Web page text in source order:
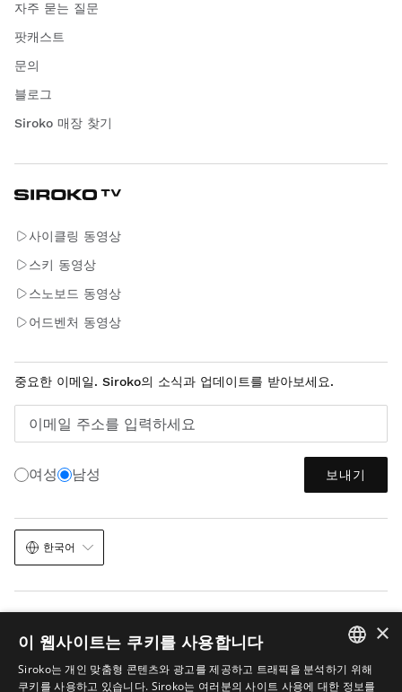
자주 묻는 질문
팟캐스트
문의
블로그
Siroko 매장 찾기
사이클링 동영상
스키 동영상
스노보드 동영상
어드벤처 동영상
중요한 이메일. Siroko의 소식과 업데이트를 받아보세요.
이메일 주소를 입력하세요
여성 남성 보내기
한국어
법적 고지 쿠키 이용 약관 이미지 내 AI 사이트맵
SPANISH
×
이 웹사이트는 쿠키를 사용합니다
Siroko는 개인 맞춤형 콘텐츠와 광고를 제공하고 트래픽을 분석하기 위해
쿠키를 사용하고 있습니다. Siroko는 여러분의 사이트 사용에 대한 정보를